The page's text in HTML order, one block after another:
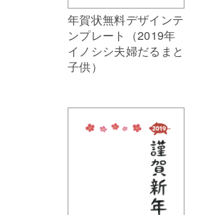
年賀状無料デザインテ
ンプレート（2019年
イノシシ夫婦だるまと
子供）